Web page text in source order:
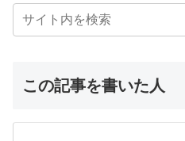
この記事を書いた人